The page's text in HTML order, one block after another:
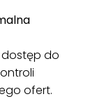
dostęp do
ofert.